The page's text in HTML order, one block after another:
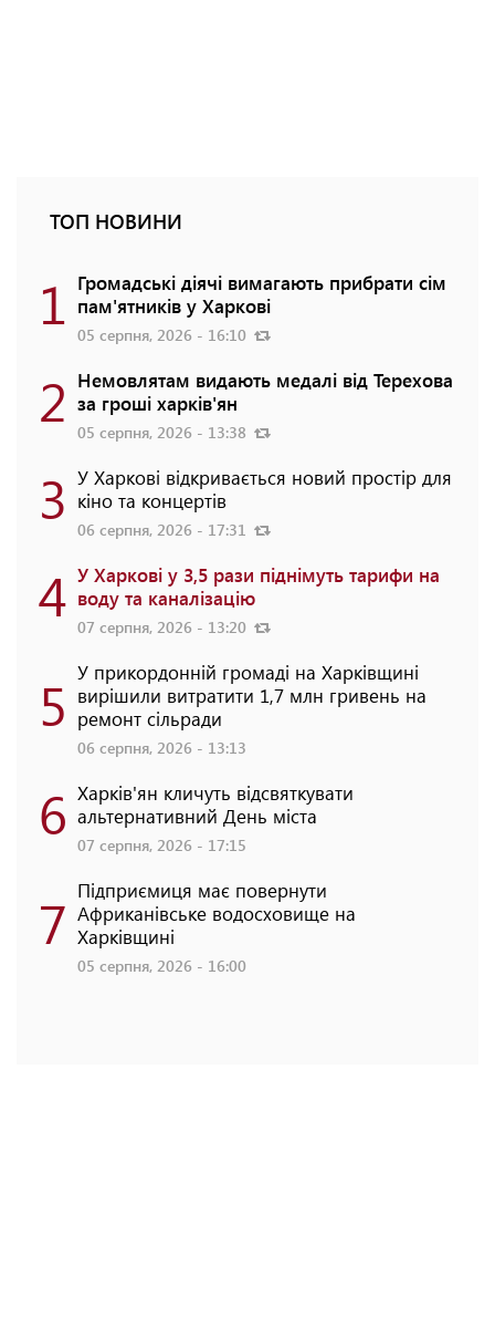
ТОП НОВИНИ
1 Громадські діячі вимагають прибрати сім
пам'ятників у Харкові
05 серпня, 2026 - 16:10
2 Немовлятам видають медалі від Терехова
за гроші харків'ян
05 серпня, 2026 - 13:38
3 У Харкові відкривається новий простір для
кіно та концертів
06 серпня, 2026 - 17:31
4 У Харкові у 3,5 рази піднімуть тарифи на
воду та каналізацію
07 серпня, 2026 - 13:20
5 У прикордонній громаді на Харківщині
вирішили витратити 1,7 млн гривень на
ремонт сільради
06 серпня, 2026 - 13:13
6 Харків'ян кличуть відсвяткувати
альтернативний День міста
07 серпня, 2026 - 17:15
7 Підприємиця має повернути
Африканівське водосховище на
Харківщині
05 серпня, 2026 - 16:00